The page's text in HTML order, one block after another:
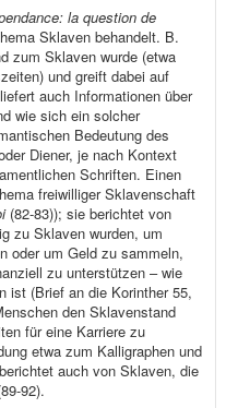
la question de
Sklaven behandelt. B.
zum Sklaven wurde (etwa
und greift dabei auf
auch Informationen über
wie sich ein solcher
Bedeutung des
Diener, je nach Kontext
Schriften. Einen
freiwilliger Sklavenschaft
(82-83)); sie berichtet von
zu Sklaven wurden, um
oder um Geld zu sammeln,
zu unterstützen – wie
ist (Brief an die Korinther 55,
den Sklavenstand
für eine Karriere zu
etwa zum Kalligraphen und
auch von Sklaven, die
92).